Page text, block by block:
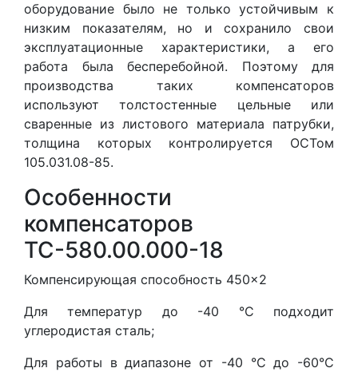
оборудование было не только устойчивым к
низким показателям, но и сохранило свои
эксплуатационные характеристики, а его
работа была бесперебойной. Поэтому для
производства таких компенсаторов
используют толстостенные цельные или
сваренные из листового материала патрубки,
толщина которых контролируется ОСТом
105.031.08-85.
Особенности
компенсаторов
ТС-580.00.000-18
Компенсирующая способность 450×2
Для температур до -40 °С подходит
углеродистая сталь;
Для работы в диапазоне от -40 °С до -60°С